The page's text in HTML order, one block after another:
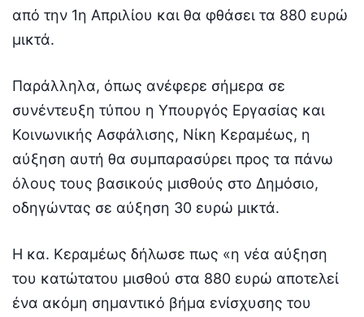
από την 1η Απριλίου και θα φθάσει τα 880 ευρώ
μικτά.
Παράλληλα, όπως ανέφερε σήμερα σε
συνέντευξη τύπου η Υπουργός Εργασίας και
Κοινωνικής Ασφάλισης, Νίκη Κεραμέως, η
αύξηση αυτή θα συμπαρασύρει προς τα πάνω
όλους τους βασικούς μισθούς στο Δημόσιο,
οδηγώντας σε αύξηση 30 ευρώ μικτά.
Η κα. Κεραμέως δήλωσε πως «η νέα αύξηση
του κατώτατου μισθού στα 880 ευρώ αποτελεί
ένα ακόμη σημαντικό βήμα ενίσχυσης του